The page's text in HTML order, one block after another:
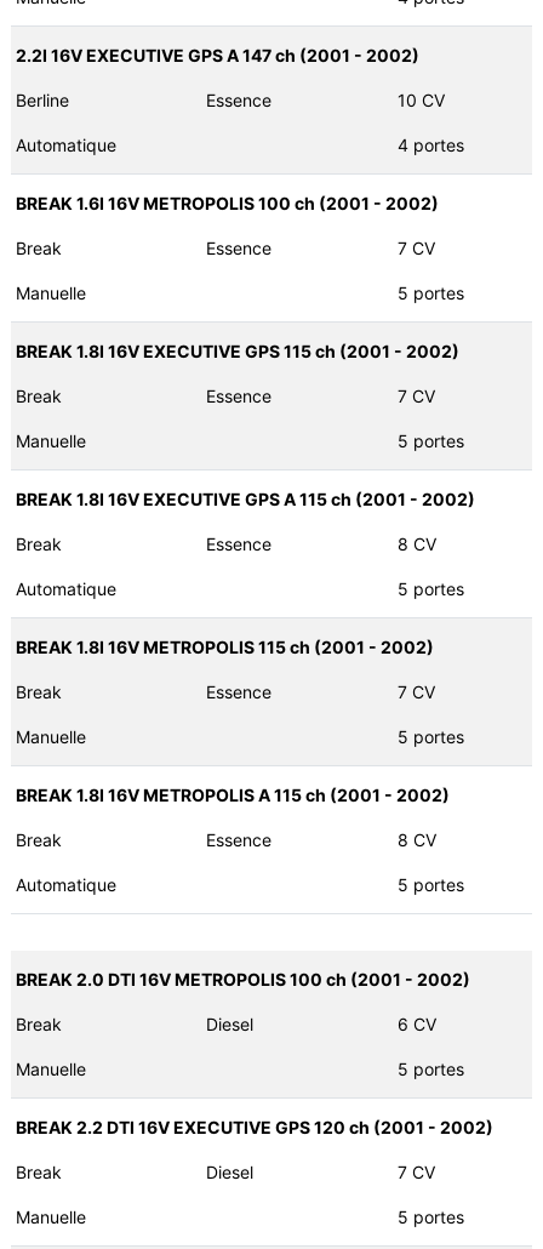
2.2I 16V EXECUTIVE GPS A 147 ch (2001 - 2002)
Berline Essence 10 CV
Automatique 4 portes
BREAK 1.6I 16V METROPOLIS 100 ch (2001 - 2002)
Break Essence 7 CV
Manuelle 5 portes
BREAK 1.8I 16V EXECUTIVE GPS 115 ch (2001 - 2002)
Break Essence 7 CV
Manuelle 5 portes
BREAK 1.8I 16V EXECUTIVE GPS A 115 ch (2001 - 2002)
Break Essence 8 CV
Automatique 5 portes
BREAK 1.8I 16V METROPOLIS 115 ch (2001 - 2002)
Break Essence 7 CV
Manuelle 5 portes
BREAK 1.8I 16V METROPOLIS A 115 ch (2001 - 2002)
Break Essence 8 CV
Automatique 5 portes
BREAK 2.0 DTI 16V METROPOLIS 100 ch (2001 - 2002)
Break Diesel 6 CV
Manuelle 5 portes
BREAK 2.2 DTI 16V EXECUTIVE GPS 120 ch (2001 - 2002)
Break Diesel 7 CV
Manuelle 5 portes